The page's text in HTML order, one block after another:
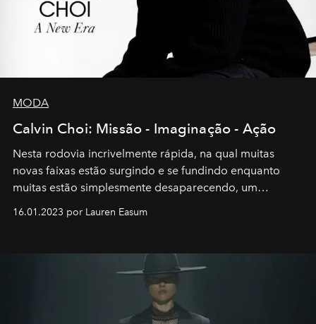
MODA
Calvin Choi: Missão - Imaginação - Ação
Nesta rodovia incrivelmente rápida, na qual muitas
novas faixas estão surgindo e se fundindo enquanto
muitas estão simplesmente desaparecendo, um
transportador AMTD abrindo caminho para muitos
por propósitos, com um claro senso de missão na vida e
16.01.2023 por Lauren Easum